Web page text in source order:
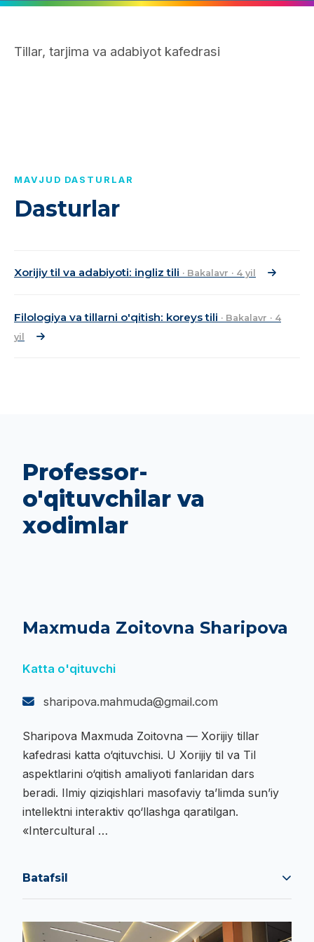
Tillar, tarjima va adabiyot kafedrasi
MAVJUD DASTURLAR
Dasturlar
Xorijiy til va adabiyoti: ingliz tili · Bakalavr · 4 yil
Filologiya va tillarni o'qitish: koreys tili · Bakalavr · 4
yil
Professor-
o'qituvchilar va
xodimlar
Maxmuda Zoitovna Sharipova
Katta o'qituvchi
sharipova.mahmuda@gmail.com
Sharipova Maxmuda Zoitovna — Xorijiy tillar
kafedrasi katta o‘qituvchisi. U Xorijiy til va Til
aspektlarini o‘qitish amaliyoti fanlaridan dars
beradi. Ilmiy qiziqishlari masofaviy ta’limda sun’iy
intellektni interaktiv qo‘llashga qaratilgan.
«Intercultural …
Batafsil
kafedrasi katta o‘qituvchisi. U Xorijiy til va Til